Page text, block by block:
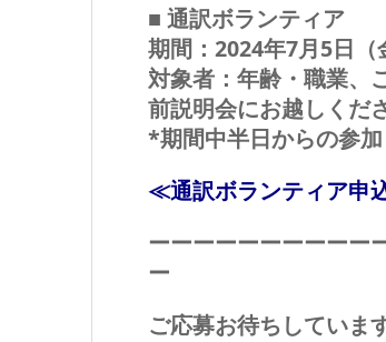
■ 通訳ボランティア
期間：2024年7月5日（
対象者：年齢・職業、
前説明会にお越しくだ
*期間中半日からの参
≪通訳ボランティア申
ーーーーーーーーーー
ー
ご応募お待ちしていま